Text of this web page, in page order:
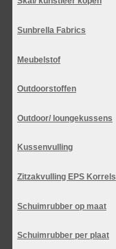
Sunbrella Fabrics
Meubelstof
Outdoorstoffen
Outdoor/ loungekussens
Kussenvulling
Zitzakvulling EPS Korrels
Schuimrubber op maat
Schuimrubber per plaat